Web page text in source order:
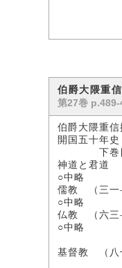
伯爵大隈重
第27巻 p.489-
伯爵大隈重信
開国五十年
下巻
神道と
○中略
儒教 （
○中略
仏教 （
○中略
基督教 （八